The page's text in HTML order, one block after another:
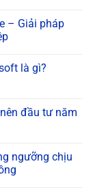
– Giải pháp
là gì?
đầu tư năm
ngưỡng chịu